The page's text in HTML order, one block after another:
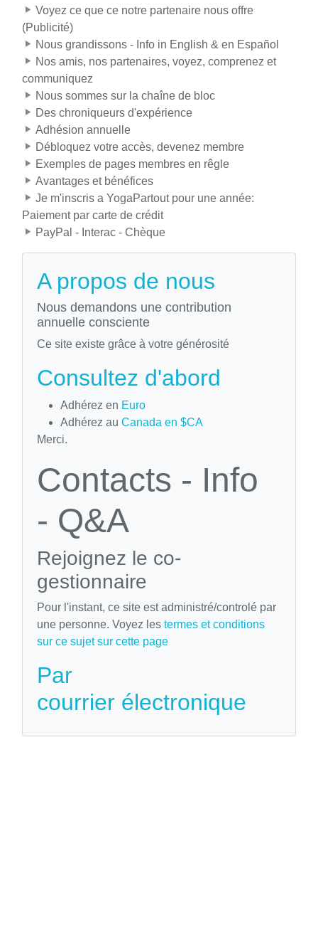
Voyez ce que ce notre partenaire nous offre
(Publicité)
Nous grandissons - Info in English & en Español
Nos amis, nos partenaires, voyez, comprenez et
communiquez
Nous sommes sur la chaîne de bloc
Des chroniqueurs d'expérience
Adhésion annuelle
Débloquez votre accès, devenez membre
Exemples de pages membres en rêgle
Avantages et bénéfices
Je m'inscris a YogaPartout pour une année:
Paiement par carte de crédit
PayPal - Interac - Chèque
A propos de nous
Nous demandons une contribution
annuelle consciente
Ce site existe grâce à votre générosité
Consultez d'abord
Adhérez en Euro
Adhérez au Canada en $CA
Merci.
Contacts - Info
- Q&A
Rejoignez le co-
gestionnaire
Pour l'instant, ce site est administré/controlé par
une personne. Voyez les termes et conditions
sur ce sujet sur cette page
Par
courrier électronique